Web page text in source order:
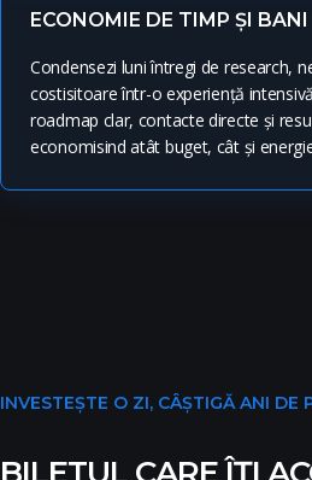
ECONOMIE DE TIMP ȘI BANI
Condensezi luni întregi de research,
costisitoare într-o experiență
roadmap clar, contacte directe și
economisind atât buget, cât și
INVESTEȘTE O ZI, CÂȘTIGĂ ANI DE